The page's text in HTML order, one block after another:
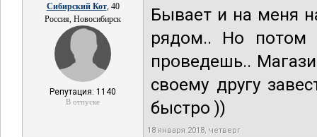
Сибирский Кот, 40
Россия, Новосибирск
Репутация: 1140
В отпуске
Бывает и на меня
рядом.. Но потом
проведешь..
своему другу
быстро ))
18 января 2018, четверг